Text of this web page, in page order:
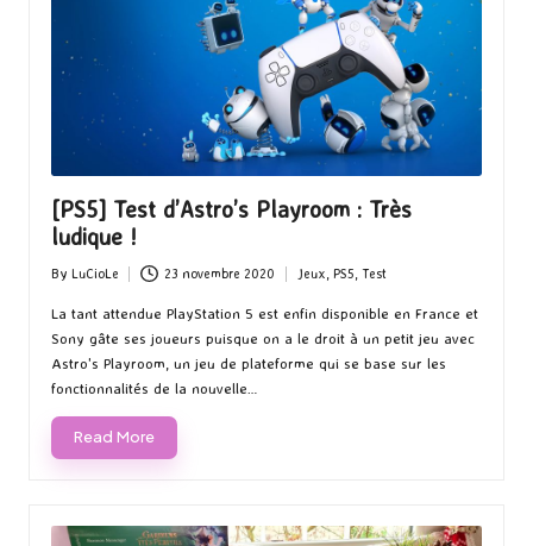
[PS5] Test d’Astro’s Playroom : Très
ludique !
Posted
by
By LuCioLe 23 novembre 2020
Posted
in
Jeux, PS5, Test
La tant attendue PlayStation 5 est enfin disponible en France et
Sony gâte ses joueurs puisque on a le droit à un petit jeu avec
Astro's Playroom, un jeu de plateforme qui se base sur les
fonctionnalités de la nouvelle…
Read More